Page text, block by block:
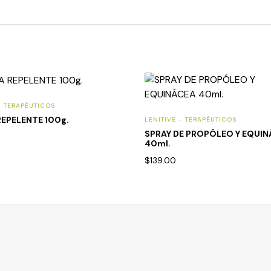
100g. LENITIVE - TERAPÉUTICOS
SPRAY DE PROPÓLEO Y
40ml.
$139.00